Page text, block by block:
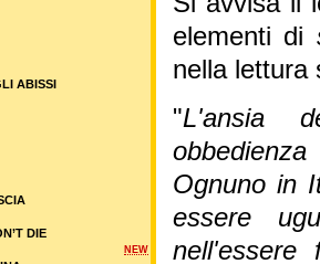
elementi di
nella lettura
"L'ansia
Ognuno in
essere
nell'essere
ABISSI
DIE
NEW